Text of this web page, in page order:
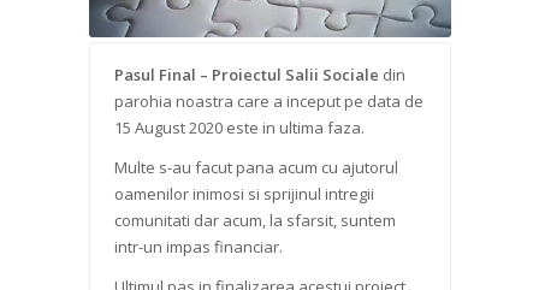
Pasul Final – Proiectul Salii Sociale din
parohia noastra care a inceput pe data de
15 August 2020 este in ultima faza.
Multe s-au facut pana acum cu ajutorul
oamenilor inimosi si sprijinul intregii
comunitati dar acum, la sfarsit, suntem
intr-un impas financiar.